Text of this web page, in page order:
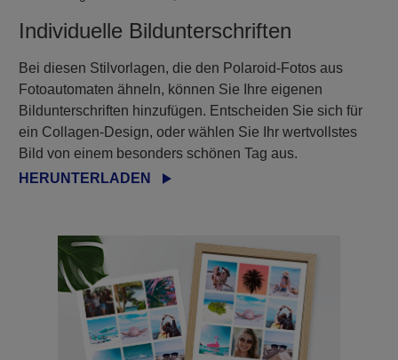
Individuelle Bildunterschriften
Bei diesen Stilvorlagen, die den Polaroid-Fotos aus
Fotoautomaten ähneln, können Sie Ihre eigenen
Bildunterschriften hinzufügen. Entscheiden Sie sich für
ein Collagen-Design, oder wählen Sie Ihr wertvollstes
Bild von einem besonders schönen Tag aus.
HERUNTERLADEN